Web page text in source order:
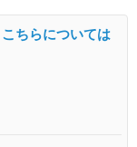
ちらについては